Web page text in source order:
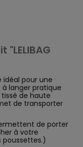
idéal pour une
langer pratique
de haute
de transporter
de porter
à votre